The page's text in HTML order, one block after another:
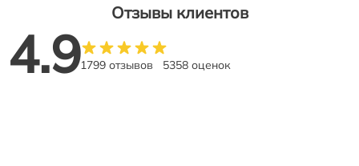
Отзывы клиентов
4.91799 отзывов 5358 оценок